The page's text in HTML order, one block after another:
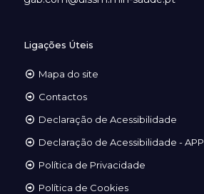
Ligações Úteis
Mapa do site
Contactos
Declaração de Acessibilidade
Declaração de Acessibilidade - APP
Política de Privacidade
Política de Cookies